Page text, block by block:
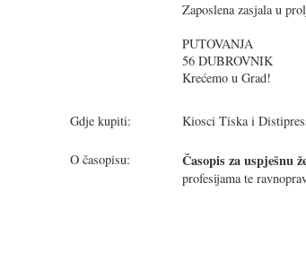
Zaposlena zasjala u
PUTOVANJA
56 DUBROVNIK
Krećemo u Grad!
Gdje kupiti: Kiosci Tiska i
O časopisu: Časopis za uspješnu
profesijama te